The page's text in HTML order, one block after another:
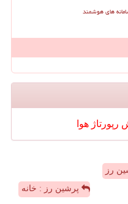
های هوشمند
رپورتاژ هوا
رز
پرشین رز : خانه